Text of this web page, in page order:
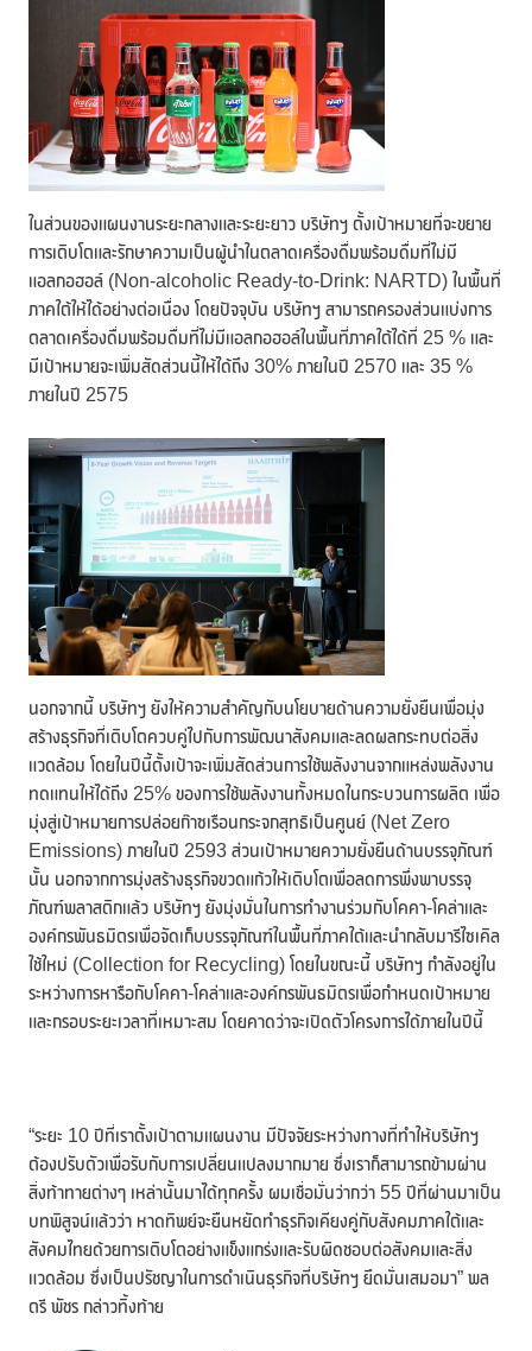
ในส่วนของแผนงานระยะกลางและระยะยาว บริษัทฯ ตั้งเป้าหมายที่จะขยาย
การเติบโตและรักษาความเป็นผู้นำในตลาดเครื่องดื่มพร้อมดื่มที่ไม่มี
แอลกอฮอล์ (Non-alcoholic Ready-to-Drink: NARTD) ในพื้นที่
ภาคใต้ให้ได้อย่างต่อเนื่อง โดยปัจจุบัน บริษัทฯ สามารถครองส่วนแบ่งการ
ตลาดเครื่องดื่มพร้อมดื่มที่ไม่มีแอลกอฮอล์ในพื้นที่ภาคใต้ได้ที่ 25 % และ
มีเป้าหมายจะเพิ่มสัดส่วนนี้ให้ได้ถึง 30% ภายในปี 2570 และ 35 %
ภายในปี 2575
นอกจากนี้ บริษัทฯ ยังให้ความสำคัญกับนโยบายด้านความยั่งยืนเพื่อมุ่ง
สร้างธุรกิจที่เติบโตควบคู่ไปกับการพัฒนาสังคมและลดผลกระทบต่อสิ่ง
แวดล้อม โดยในปีนี้ตั้งเป้าจะเพิ่มสัดส่วนการใช้พลังงานจากแหล่งพลังงาน
ทดแทนให้ได้ถึง 25% ของการใช้พลังงานทั้งหมดในกระบวนการผลิต เพื่อ
มุ่งสู่เป้าหมายการปล่อยก๊าซเรือนกระจกสุทธิเป็นศูนย์ (Net Zero
Emissions) ภายในปี 2593 ส่วนเป้าหมายความยั่งยืนด้านบรรจุภัณฑ์
นั้น นอกจากการมุ่งสร้างธุรกิจขวดแก้วให้เติบโตเพื่อลดการพึ่งพาบรรจุ
ภัณฑ์พลาสติกแล้ว บริษัทฯ ยังมุ่งมั่นในการทำงานร่วมกับโคคา-โคล่าและ
องค์กรพันธมิตรเพื่อจัดเก็บบรรจุภัณฑ์ในพื้นที่ภาคใต้และนำกลับมารีไซเคิล
ใช้ใหม่ (Collection for Recycling) โดยในขณะนี้ บริษัทฯ กำลังอยู่ใน
ระหว่างการหารือกับโคคา-โคล่าและองค์กรพันธมิตรเพื่อกำหนดเป้าหมาย
และกรอบระยะเวลาที่เหมาะสม โดยคาดว่าจะเปิดตัวโครงการได้ภายในปีนี้
“ระยะ 10 ปีที่เราตั้งเป้าตามแผนงาน มีปัจจัยระหว่างทางที่ทำให้บริษัทฯ
ต้องปรับตัวเพื่อรับกับการเปลี่ยนแปลงมากมาย ซึ่งเราก็สามารถข้ามผ่าน
สิ่งท้าทายต่างๆ เหล่านั้นมาได้ทุกครั้ง ผมเชื่อมั่นว่ากว่า 55 ปีที่ผ่านมาเป็น
บทพิสูจน์แล้วว่า หาดทิพย์จะยืนหยัดทำธุรกิจเคียงคู่กับสังคมภาคใต้และ
สังคมไทยด้วยการเติบโตอย่างแข็งแกร่งและรับผิดชอบต่อสังคมและสิ่ง
แวดล้อม ซึ่งเป็นปรัชญาในการดำเนินธุรกิจที่บริษัทฯ ยึดมั่นเสมอมา” พล
ตรี พัชร กล่าวทิ้งท้าย